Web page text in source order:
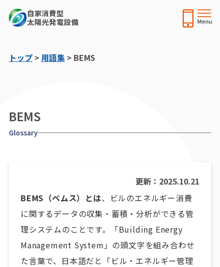
自家消費型
太陽光発電設備
トップ> 用語集> BEMS
BEMS
Glossary
更新：2025.10.21
BEMS（ベムス）とは、ビルのエネルギー消費
に関するデータの収集・蓄積・分析ができる管
理システムのことです。「Building Energy
Management System」の頭文字を組み合わせ
た言葉で、日本語だと「ビル・エネルギー管理